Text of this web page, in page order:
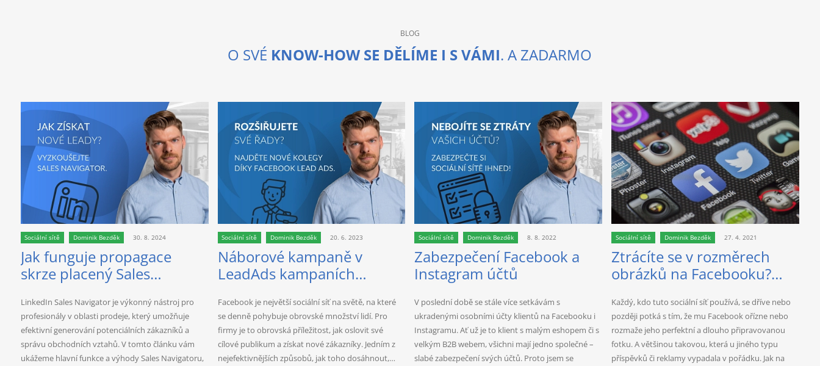
BLOG
O SVÉ KNOW-HOW SE DĚLÍME I S VÁMI. A ZADARMO
Sociální sítě Dominik Bezděk 30. 8. 2024
Jak funguje propagace
skrze placený Sales
LinkedIn Sales Navigator je výkonný nástroj pro
profesionály v oblasti prodeje, který umožňuje
efektivní generování potenciálních zákazníků a
správu obchodních vztahů. V tomto článku vám
ukážeme hlavní funkce a výhody Sales Navigatoru,
Sociální sítě Dominik Bezděk 20. 6. 2023
Náborové kampaně v
LeadAds kampaních
Facebook je největší sociální síť na světě, na které
se denně pohybuje obrovské množství lidí. Pro
firmy je to obrovská příležitost, jak oslovit své
cílové publikum a získat nové zákazníky. Jedním z
nejefektivnějších způsobů, jak toho dosáhnout,…
Sociální sítě Dominik Bezděk 8. 8. 2022
Zabezpečení Facebook a
Instagram účtů
V poslední době se stále více setkávám s
ukradenými osobními účty klientů na Facebooku i
Instagramu. Ať už je to klient s malým eshopem či s
velkým B2B webem, všichni mají jedno společné –
slabé zabezpečení svých účtů. Proto jsem se
Sociální sítě Dominik Bezděk 27. 4. 2021
Ztrácíte se v rozměrech
obrázků na Facebooku?
nejdůležitějších.
Každý, kdo tuto sociální síť používá, se dříve nebo
později potká s tím, že mu Facebook ořízne nebo
rozmaže jeho perfektní a dlouho připravovanou
fotku. A většinou takovou, která u jiného typu
příspěvků či reklamy vypadala v pořádku. Jak na